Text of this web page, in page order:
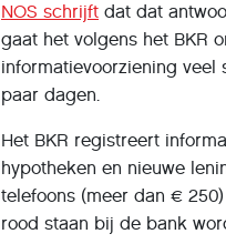
NOS schrijft dat dat
gaat het volgens het BKR
informatievoorziening veel
paar dagen.
Het BKR registreert
hypotheken en nieuwe
telefoons (meer dan €
rood staan bij de bank